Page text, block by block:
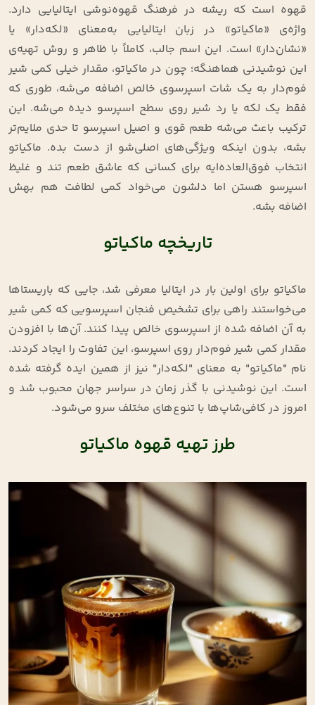
قهوه است که ریشه در فرهنگ قهوه‌نوشی ایتالیایی دارد.
واژه‌ی «ماکیاتو» در زبان ایتالیایی به‌معنای «لکه‌دار» یا
«نشان‌دار» است. این اسم جالب، کاملاً با ظاهر و روش تهیه‌ی
این نوشیدنی هماهنگه؛ چون در ماکیاتو، مقدار خیلی کمی شیر
فوم‌دار به یک شات اسپرسوی خالص اضافه می‌شه، طوری که
فقط یک لکه یا رد شیر روی سطح اسپرسو دیده می‌شه. این
ترکیب باعث می‌شه طعم قوی و اصیل اسپرسو تا حدی ملایم‌تر
بشه، بدون اینکه ویژگی‌های اصلی‌شو از دست بده. ماکیاتو
انتخاب فوق‌العاده‌ایه برای کسانی که عاشق طعم تند و غلیظ
اسپرسو هستن اما دلشون می‌خواد کمی لطافت هم بهش
اضافه بشه.
تاریخچه ماکیاتو
ماکیاتو برای اولین بار در ایتالیا معرفی شد، جایی که باریستاها
می‌خواستند راهی برای تشخیص فنجان اسپرسویی که کمی شیر
به آن اضافه شده از اسپرسوی خالص پیدا کنند. آن‌ها با افزودن
مقدار کمی شیر فوم‌دار روی اسپرسو، این تفاوت را ایجاد کردند.
نام "ماکیاتو" به معنای "لکه‌دار" نیز از همین ایده گرفته شده
است. این نوشیدنی با گذر زمان در سراسر جهان محبوب شد و
امروز در کافی‌شاپ‌ها با تنوع‌های مختلف سرو می‌شود.
طرز تهیه قهوه ماکیاتو